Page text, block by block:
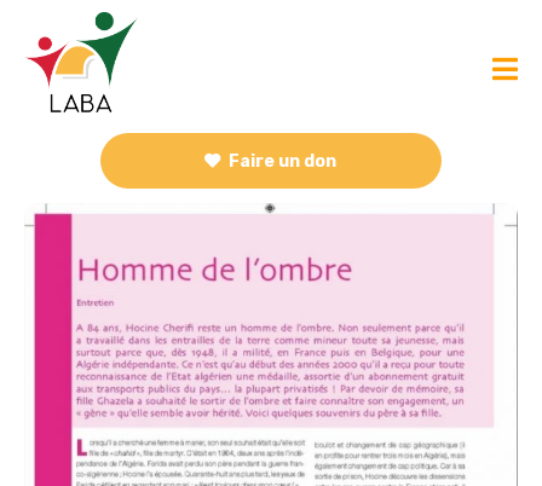
Faire un don